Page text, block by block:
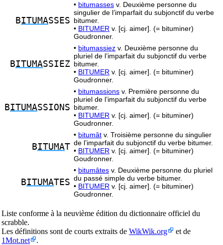
BITUMASSES
• bitumasses v. Deuxième personne du
singulier de l’imparfait du subjonctif du verbe
bitumer.
• BITUMER v. [cj. aimer]. (= bituminer)
Goudronner.
BITUMASSIEZ
• bitumassiez v. Deuxième personne du
pluriel de l’imparfait du subjonctif du verbe
bitumer.
• BITUMER v. [cj. aimer]. (= bituminer)
Goudronner.
BITUMASSIONS
• bitumassions v. Première personne du
pluriel de l’imparfait du subjonctif du verbe
bitumer.
• BITUMER v. [cj. aimer]. (= bituminer)
Goudronner.
BITUMAT
• bitumât v. Troisième personne du singulier
de l’imparfait du subjonctif du verbe bitumer.
• BITUMER v. [cj. aimer]. (= bituminer)
Goudronner.
BITUMATES
• bitumâtes v. Deuxième personne du pluriel
du passé simple du verbe bitumer.
• BITUMER v. [cj. aimer]. (= bituminer)
Goudronner.
Liste conforme à la neuvième édition du dictionnaire officiel du
scrabble.
Les définitions sont de courts extraits de WikWik.org
et de
1Mot.net
.